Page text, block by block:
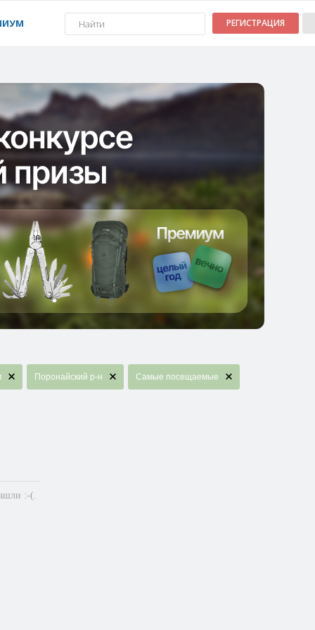
РЕГИСТРАЦИЯ
Поронайский р-н Самые посещаемые
:-(.